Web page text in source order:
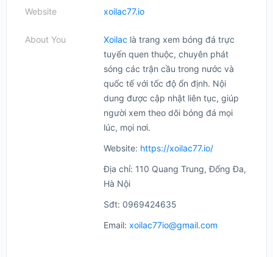
Website xoilac77.io
About You Xoilac là trang xem bóng đá trực
tuyến quen thuộc, chuyên phát
sóng các trận cầu trong nước và
quốc tế với tốc độ ổn định. Nội
dung được cập nhật liên tục, giúp
người xem theo dõi bóng đá mọi
lúc, mọi nơi.
Website: https://xoilac77.io/
Địa chỉ: 110 Quang Trung, Đống Đa,
Hà Nội
Sđt: 0969424635
Email: xoilac77io@gmail.com